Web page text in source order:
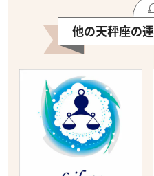
他の天秤座の